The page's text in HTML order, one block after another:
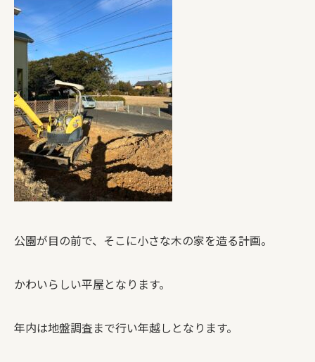
公園が目の前で、そこに小さな木の家を造る計画。
かわいらしい平屋となります。
年内は地盤調査まで行い年越しとなります。